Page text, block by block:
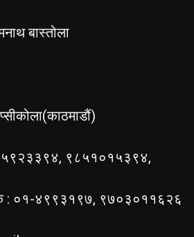
बास्तोला
५९२३३९४, ९८५१०१५३९४,
: ०१-४९९३१९७, ९७०३०११६२६